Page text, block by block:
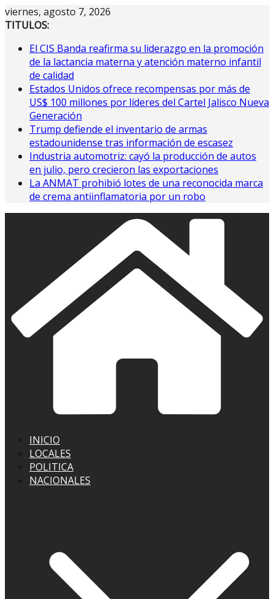
Saltar
al
viernes, agosto 7, 2026
TITULOS:
El CIS Banda reafirma su liderazgo en la promoción
de la lactancia materna y atención materno infantil
de calidad
Estados Unidos ofrece recompensas por más de
US$ 100 millones por líderes del Cartel Jalisco Nueva
Generación
Trump defiende el inventario de armas
estadounidense tras información de escasez
Industria automotriz: cayó la producción de autos
en julio, pero crecieron las exportaciones
La ANMAT prohibió lotes de una reconocida marca
de crema antiinflamatoria por un robo
INICIO
LOCALES
POLITICA
NACIONALES